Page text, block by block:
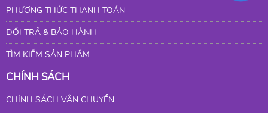
PHƯƠNG THỨC THANH TOÁN
ĐỔI TRẢ & BẢO HÀNH
TÌM KIẾM SẢN PHẨM
CHÍNH SÁCH
CHÍNH SÁCH VẬN CHUYỂN